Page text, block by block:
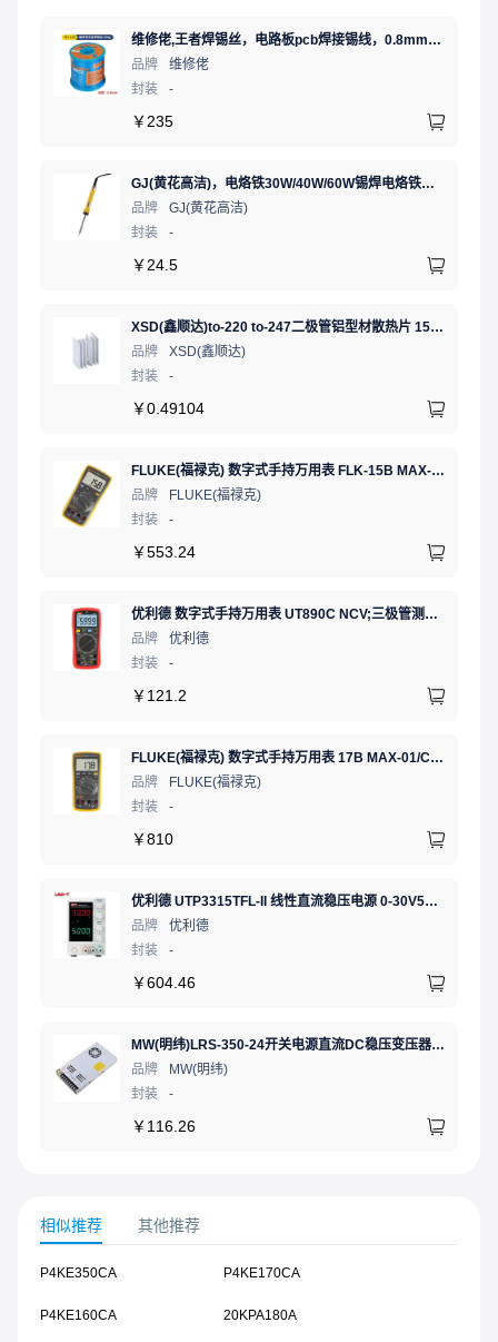
维修佬,王者焊锡丝，电路板pcb焊接锡线，0.8mm800g,1个
品牌
维修佬
封装
-
￥ 235
GJ(黄花高洁)，电烙铁30W/40W/60W锡焊电烙铁焊接工具电焊笔手机电子维修（内热35W），NO.435(35W)
品牌
GJ(黄花高洁)
封装
-
￥ 24.5
XSD(鑫顺达)to-220 to-247二极管铝型材散热片 15.5*10.5*21 本色带针大功率电子散热器（可定制）
品牌
XSD(鑫顺达)
封装
-
￥0.49104
FLUKE(福禄克) 数字式手持万用表 FLK-15B MAX-01/CN 二极管测试;通断测试
品牌
FLUKE(福禄克)
封装
-
￥553.24
优利德 数字式手持万用表 UT890C NCV;三极管测试;二极管测试;火线辨别;真有效值;通断测试
品牌
优利德
封装
-
￥ 121.2
FLUKE(福禄克) 数字式手持万用表 17B MAX-01/CN 二极管测试;相对值;通断测试
品牌
FLUKE(福禄克)
封装
-
￥810
优利德 UTP3315TFL-II 线性直流稳压电源 0-30V5A 低噪声高精度实验电源
品牌
优利德
封装
-
￥604.46
MW(明纬)LRS-350-24开关电源直流DC稳压变压器监控24V 14.6A
品牌
MW(明纬)
封装
-
￥ 116.26
相似推荐 其他推荐
P4KE350CA P4KE170CA
P4KE160CA 20KPA180A